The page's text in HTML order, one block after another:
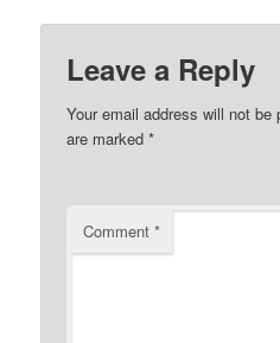
Leave a Reply
Your email address will not be
are marked*
Comment*